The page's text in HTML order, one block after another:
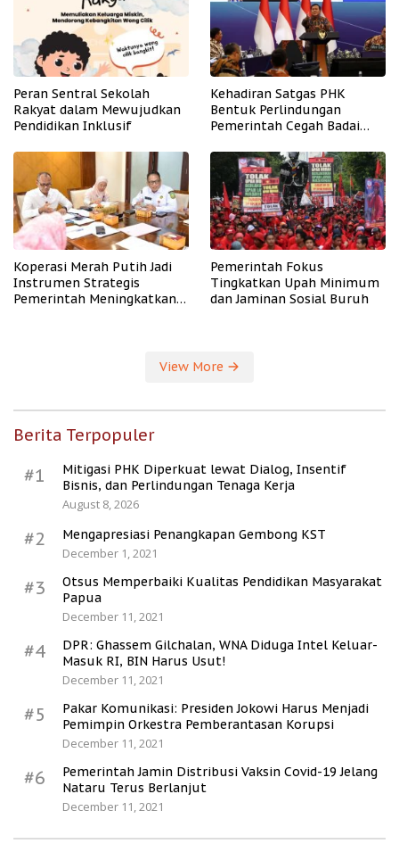
Peran Sentral Sekolah
Rakyat dalam Mewujudkan
Pendidikan Inklusif
Kehadiran Satgas PHK
Bentuk Perlindungan
Pemerintah Cegah Badai
Koperasi Merah Putih Jadi
Instrumen Strategis
Pemerintah Meningkatkan
Pemerintah Fokus
Tingkatkan Upah Minimum
dan Jaminan Sosial Buruh
View More
Berita Terpopuler
#1
Mitigasi PHK Diperkuat lewat Dialog, Insentif
Bisnis, dan Perlindungan Tenaga Kerja
August 8, 2026
#2
Mengapresiasi Penangkapan Gembong KST
December 1, 2021
#3
Otsus Memperbaiki Kualitas Pendidikan Masyarakat
Papua
December 11, 2021
#4
DPR: Ghassem Gilchalan, WNA Diduga Intel Keluar-
Masuk RI, BIN Harus Usut!
December 11, 2021
#5
Pakar Komunikasi: Presiden Jokowi Harus Menjadi
Pemimpin Orkestra Pemberantasan Korupsi
December 11, 2021
#6
Pemerintah Jamin Distribusi Vaksin Covid-19 Jelang
Nataru Terus Berlanjut
December 11, 2021